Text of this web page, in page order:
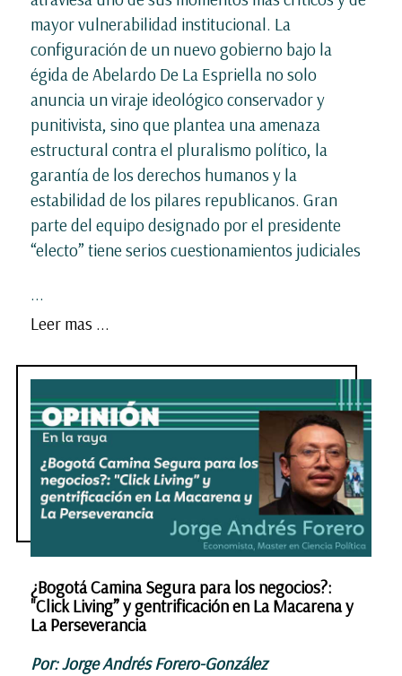
mayor vulnerabilidad institucional. La
configuración de un nuevo gobierno bajo la
égida de Abelardo De La Espriella no solo
anuncia un viraje ideológico conservador y
punitivista, sino que plantea una amenaza
estructural contra el pluralismo político, la
garantía de los derechos humanos y la
estabilidad de los pilares republicanos. Gran
parte del equipo designado por el presidente
“electo” tiene serios cuestionamientos judiciales
...
Leer mas ...
¿Bogotá Camina Segura para los negocios?:
"Click Living” y gentrificación en La Macarena y
La Perseverancia
Por: Jorge Andrés Forero-González